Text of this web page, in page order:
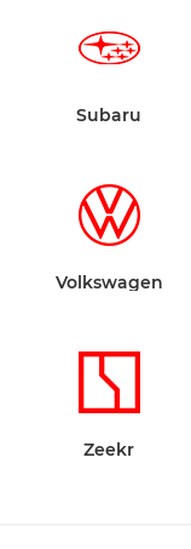
Subaru
Volkswagen
Zeekr